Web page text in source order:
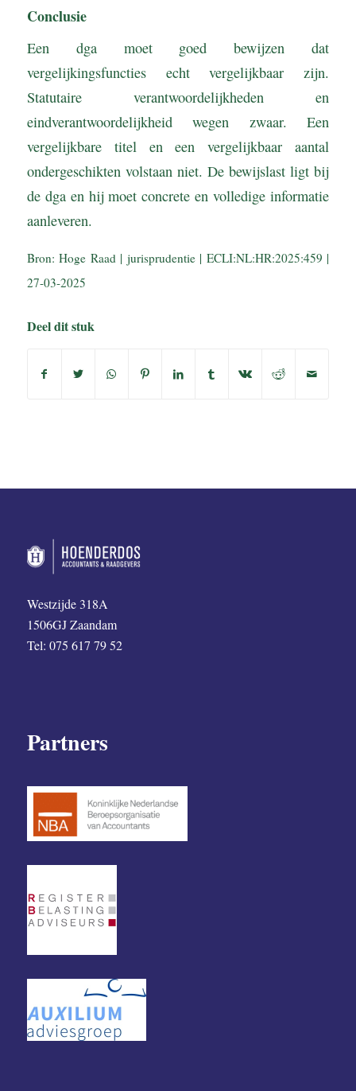
Conclusie
Een dga moet goed bewijzen dat
vergelijkingsfuncties echt vergelijkbaar zijn.
Statutaire verantwoordelijkheden en
eindverantwoordelijkheid wegen zwaar. Een
vergelijkbare titel en een vergelijkbaar aantal
ondergeschikten volstaan niet. De bewijslast ligt bij
de dga en hij moet concrete en volledige informatie
aanleveren.
Bron: Hoge Raad | jurisprudentie | ECLI:NL:HR:2025:459 |
27-03-2025
Deel dit stuk
Westzijde 318A
1506GJ Zaandam
Tel: 075 617 79 52
Partners